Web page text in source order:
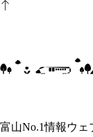
富山No.1情報ウェ